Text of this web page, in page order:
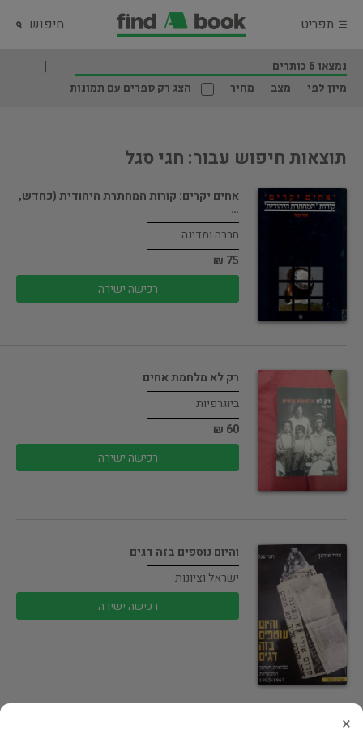
תפריט חיפוש
נמצאו 6 כותרים
מיון לפי
מצב מחיר הצג רק ספרים עם תמונות
תוצאות חיפוש עבור: חגי סגל
אחים יקרים: קורות המחתרת היהודית (כחדש,
…
חברה ומדינה
75 ₪
רכישה ישירה
רק לא מלחמת אחים
ביוגרפיות
60 ₪
רכישה ישירה
והיום נוספים בזה דגים
ישראל וציונות
רכישה ישירה
×